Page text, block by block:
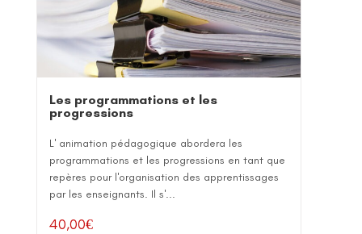
Les programmations et les
progressions
L' animation pédagogique abordera les
programmations et les progressions en tant que
repères pour l'organisation des apprentissages
par les enseignants. Il s'...
40,00€